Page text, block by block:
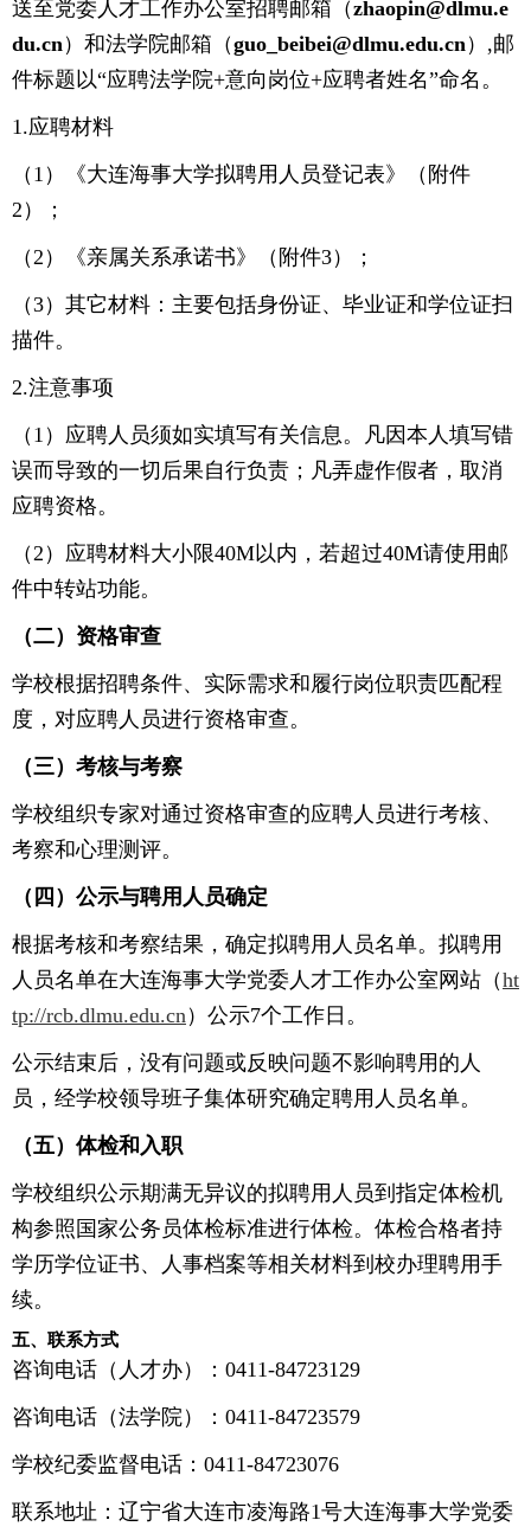
送至党委人才工作办公室招聘邮箱（zhaopin@dlmu.e
du.cn）和法学院邮箱（guo_beibei@dlmu.edu.cn）,邮
件标题以“应聘法学院+意向岗位+应聘者姓名”命名。
1.应聘材料
（1）《大连海事大学拟聘用人员登记表》（附件
2）；
（2）《亲属关系承诺书》（附件3）；
（3）其它材料：主要包括身份证、毕业证和学位证扫
描件。
2.注意事项
（1）应聘人员须如实填写有关信息。凡因本人填写错
误而导致的一切后果自行负责；凡弄虚作假者，取消
应聘资格。
（2）应聘材料大小限40M以内，若超过40M请使用邮
件中转站功能。
（二）资格审查
学校根据招聘条件、实际需求和履行岗位职责匹配程
度，对应聘人员进行资格审查。
（三）考核与考察
学校组织专家对通过资格审查的应聘人员进行考核、
考察和心理测评。
（四）公示与聘用人员确定
根据考核和考察结果，确定拟聘用人员名单。拟聘用
人员名单在大连海事大学党委人才工作办公室网站（ht
tp://rcb.dlmu.edu.cn）公示7个工作日。
公示结束后，没有问题或反映问题不影响聘用的人
员，经学校领导班子集体研究确定聘用人员名单。
（五）体检和入职
学校组织公示期满无异议的拟聘用人员到指定体检机
构参照国家公务员体检标准进行体检。体检合格者持
学历学位证书、人事档案等相关材料到校办理聘用手
续。
五、联系方式
咨询电话（人才办）：0411-84723129
咨询电话（法学院）：0411-84723579
学校纪委监督电话：0411-84723076
联系地址：辽宁省大连市凌海路1号大连海事大学党委